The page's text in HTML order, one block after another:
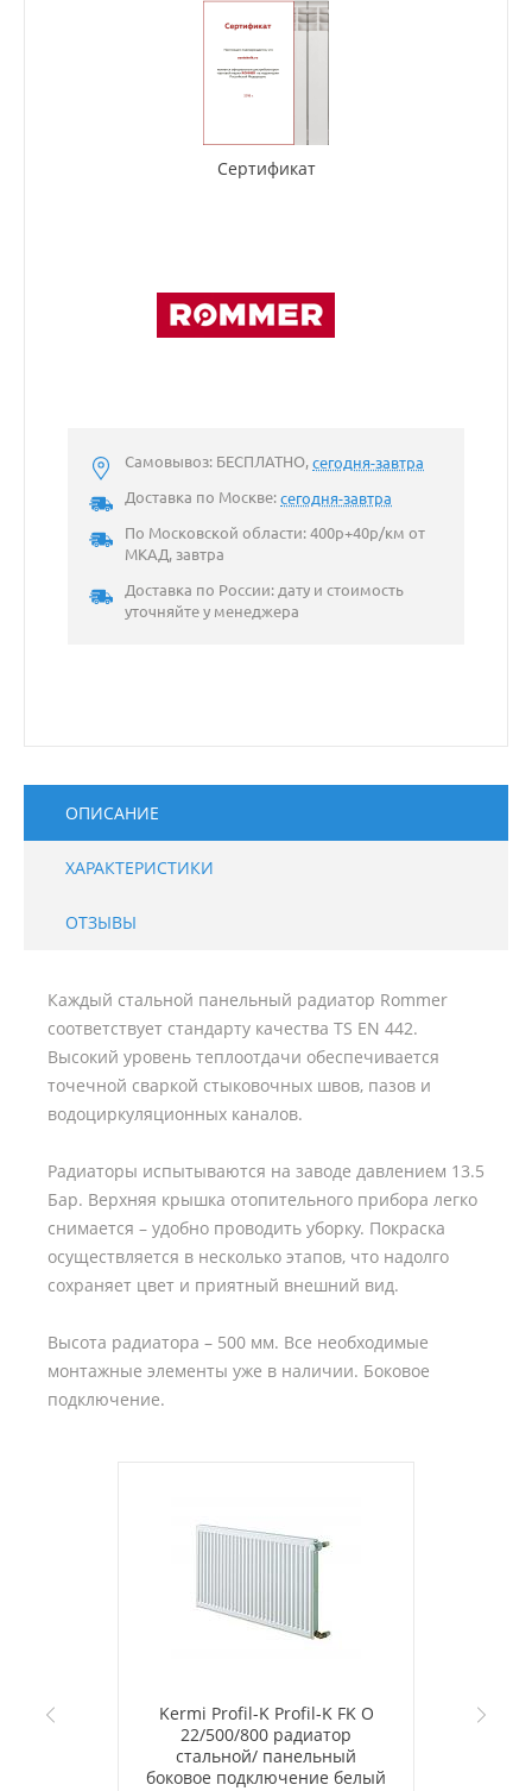
Сертификат
Самовывоз: БЕСПЛАТНО,сегодня-завтра
Доставка по Москве:сегодня-завтра
По Московской области: 400р+40р/км от
МКАД, завтра
Доставка по России: дату и стоимость
уточняйте у менеджера
ОПИСАНИЕ
ХАРАКТЕРИСТИКИ
ОТЗЫВЫ
Каждый стальной панельный радиатор Rommer
соответствует стандарту качества TS EN 442.
Высокий уровень теплоотдачи обеспечивается
точечной сваркой стыковочных швов, пазов и
водоциркуляционных каналов.
Радиаторы испытываются на заводе давлением 13.5
Бар. Верхняя крышка отопительного прибора легко
снимается – удобно проводить уборку. Покраска
осуществляется в несколько этапов, что надолго
сохраняет цвет и приятный внешний вид.
Высота радиатора – 500 мм. Все необходимые
монтажные элементы уже в наличии. Боковое
подключение.
Kermi Profil-K Profil-K FK O
22/500/800 радиатор
стальной/ панельный
боковое подключение белый